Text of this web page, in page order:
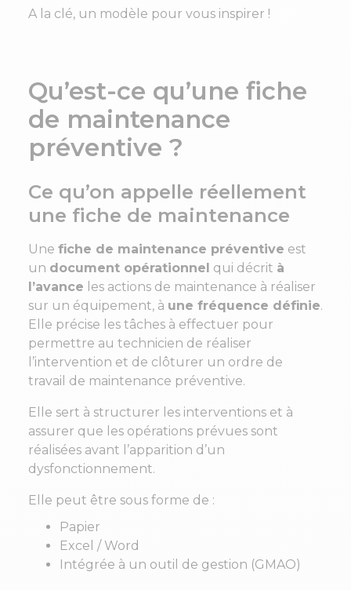
A la clé, un modèle pour vous inspirer !
Qu’est-ce qu’une fiche
de maintenance
préventive ?
Ce qu’on appelle réellement
une fiche de maintenance
Une fiche de maintenance préventive est
un document opérationnel qui décrit à
l’avance les actions de maintenance à réaliser
sur un équipement, à une fréquence définie.
Elle précise les tâches à effectuer pour
permettre au technicien de réaliser
l’intervention et de clôturer un ordre de
travail de maintenance préventive.
Elle sert à structurer les interventions et à
assurer que les opérations prévues sont
réalisées avant l’apparition d’un
dysfonctionnement.
Elle peut être sous forme de :
Papier
Excel / Word
Intégrée à un outil de gestion (GMAO)